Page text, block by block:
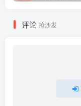
评论 抢沙发